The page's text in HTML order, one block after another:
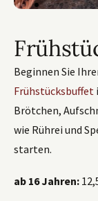
Beginnen Sie
Frühstücksbuffet
Brötchen,
wie Rührei und
starten.
ab 16 Jahren: